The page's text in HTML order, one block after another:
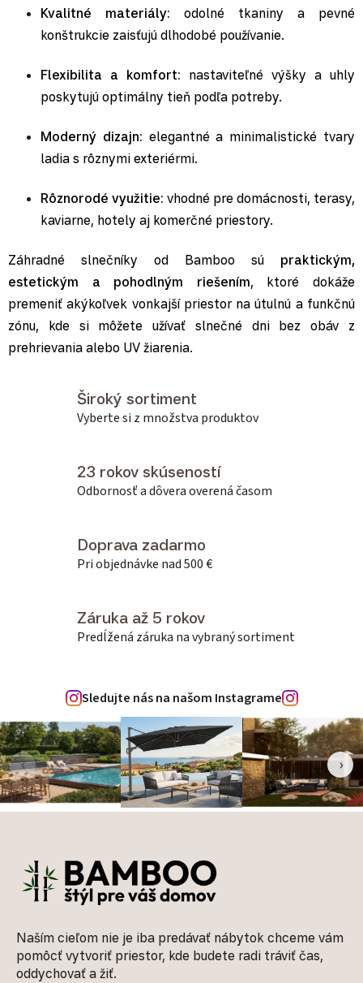
Kvalitné materiály: odolné tkaniny a pevné
konštrukcie zaisťujú dlhodobé používanie.
Flexibilita a komfort: nastaviteľné výšky a uhly
poskytujú optimálny tieň podľa potreby.
Moderný dizajn: elegantné a minimalistické tvary
ladia s rôznymi exteriérmi.
Rôznorodé využitie: vhodné pre domácnosti, terasy,
kaviarne, hotely aj komerčné priestory.
Záhradné slnečníky od Bamboo sú praktickým,
estetickým a pohodlným riešením, ktoré dokáže
premeniť akýkoľvek vonkajší priestor na útulnú a funkčnú
zónu, kde si môžete užívať slnečné dni bez obáv z
prehrievania alebo UV žiarenia.
Široký sortiment
Vyberte si z množstva produktov
23 rokov skúseností
Odbornosť a dôvera overená časom
Doprava zadarmo
Pri objednávke nad 500 €
Záruka až 5 rokov
Predĺžená záruka na vybraný sortiment
Sledujte nás na našom Instagrame
‹ ›
Naším cieľom nie je iba predávať nábytok chceme vám
pomôcť vytvoriť priestor, kde budete radi tráviť čas,
oddychovať a žiť.